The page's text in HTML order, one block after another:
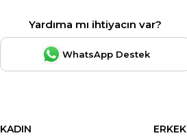
Yardıma mı ihtiyacın var?
WhatsApp Destek
KADIN
ERKEK